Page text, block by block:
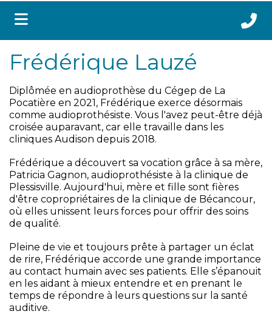
(CLINIQUES )
(CARRIÈRES )
Frédérique Lauzé
Diplômée en audioprothèse du Cégep de La
Pocatière en 2021, Frédérique exerce désormais
comme audioprothésiste. Vous l'avez peut-être déjà
croisée auparavant, car elle travaille dans les
cliniques Audison depuis 2018.
Frédérique a découvert sa vocation grâce à sa mère,
Patricia Gagnon, audioprothésiste à la clinique de
Plessisville. Aujourd'hui, mère et fille sont fières
d'être copropriétaires de la clinique de Bécancour,
où elles unissent leurs forces pour offrir des soins
de qualité.
Pleine de vie et toujours prête à partager un éclat
de rire, Frédérique accorde une grande importance
au contact humain avec ses patients. Elle s’épanouit
en les aidant à mieux entendre et en prenant le
temps de répondre à leurs questions sur la santé
auditive.